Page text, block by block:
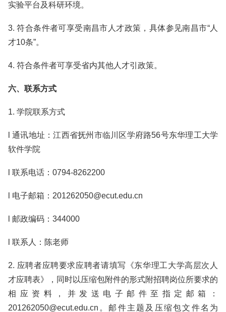
实验平台及科研环境。
3. 符合条件者可享受南昌市人才政策，具体参见南昌市“人
才10条”。
4. 符合条件者可享受省内其他人才引政策。
六、联系方式
1. 学院联系方式
l 通讯地址：江西省抚州市临川区学府路56号东华理工大学
软件学院
l 联系电话：0794-8262200
l 电子邮箱：201262050@ecut.edu.cn
l 邮政编码：344000
l 联系人：陈老师
2. 应聘者应聘要求应聘者请填写《东华理工大学高层次人
才应聘表》，同时以压缩包附件的形式附招聘岗位所要求的
相应资料，并发送电子邮件至指定邮箱：
201262050@ecut.edu.cn。邮件主题及压缩包文件名为